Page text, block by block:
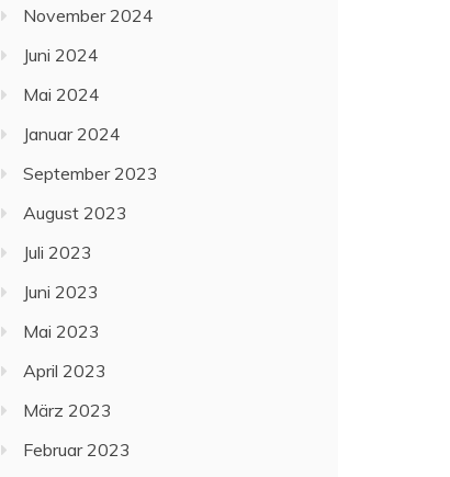
November 2024
Juni 2024
Mai 2024
Januar 2024
September 2023
August 2023
Juli 2023
Juni 2023
Mai 2023
April 2023
März 2023
Februar 2023